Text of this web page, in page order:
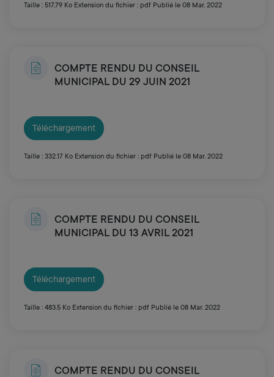
Taille : 517.79 Ko Extension du fichier : pdf Publié le 08 Mar. 2022
COMPTE RENDU DU CONSEIL
MUNICIPAL DU 29 JUIN 2021
Téléchargement
Taille : 332.17 Ko Extension du fichier : pdf Publié le 08 Mar. 2022
COMPTE RENDU DU CONSEIL
MUNICIPAL DU 13 AVRIL 2021
Téléchargement
Taille : 483.5 Ko Extension du fichier : pdf Publié le 08 Mar. 2022
COMPTE RENDU DU CONSEIL